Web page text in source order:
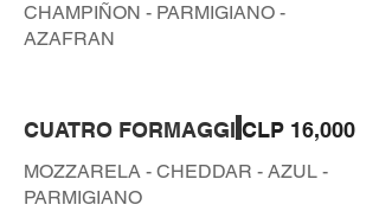
CHAMPIÑON - PARMIGIANO -
AZAFRAN
CUATRO FORMAGGI
MOZZARELA - CHEDDAR - AZUL -
PARMIGIANO
CLP 16,000